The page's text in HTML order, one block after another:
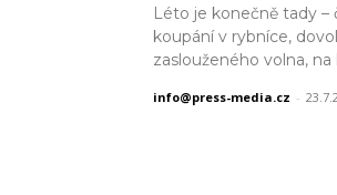
Léto je konečně tady –
koupání v rybníce,
zaslouženého volna,
info@press-media.cz -